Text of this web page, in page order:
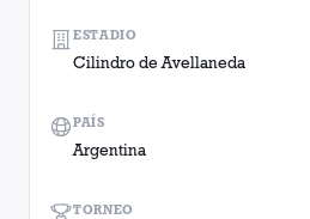
TORNEO
ESTADIO
Cilindro de Avellaneda
PAÍS
Argentina